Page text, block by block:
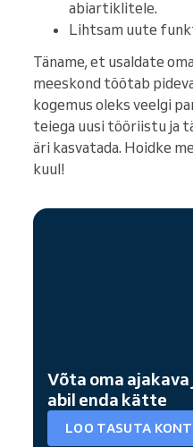
abiartiklitele.
Lihtsam uute
Täname, et usaldate
meeskond töötab
kogemus oleks veelgi
teiega uusi tööriistu ja
äri kasvatada. Hoidke
kuul!
Võta oma
abil enda kätte
LOO TASUTA